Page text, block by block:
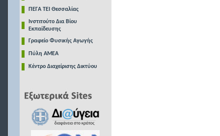
ΠΕΓΑ ΤΕΙ Θεσσαλίας
Ινστιτούτο Δια Βίου
Εκπαίδευσης
Γραφείο Φυσικής Αγωγής
Πύλη ΑΜΕΑ
Κέντρο Διαχείρισης Δικτύου